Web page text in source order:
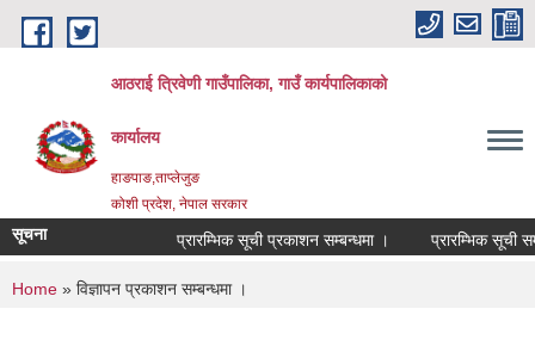
Skip to main content
आठराई त्रिवेणी गाउँपालिका, गाउँ कार्यपालिकाको
कार्यालय
हाङपाङ,ताप्लेजुङ
कोशी प्रदेश, नेपाल सरकार
सूचना प्रारम्भिक सूची प्रकाशन सम्बन्धमा । प्रारम्भिक सूची
You are here
Home » विज्ञापन प्रकाशन सम्बन्धमा ।